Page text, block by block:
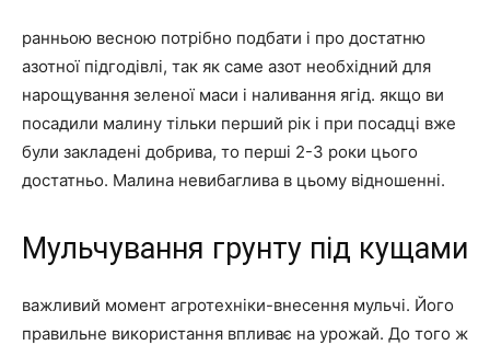
ранньою весною потрібно подбати і про достатню
азотної підгодівлі, так як саме азот необхідний для
нарощування зеленої маси і наливання ягід. якщо ви
посадили малину тільки перший рік і при посадці вже
були закладені добрива, то перші 2-3 роки цього
достатньо. Малина невибаглива в цьому відношенні.
Мульчування грунту під кущами
важливий момент агротехніки-внесення мульчі. Його
правильне використання впливає на урожай. До того ж